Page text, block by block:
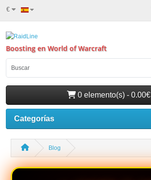
€
Boosting en World of Warcraft
0 elemento(s) - 0.00€
Categorías
Blog